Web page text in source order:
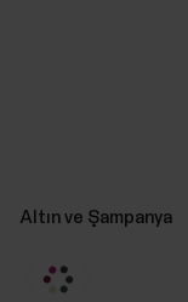
Altın ve Şampanya